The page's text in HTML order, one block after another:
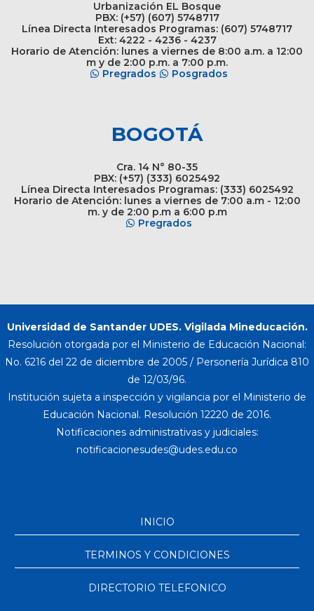
Urbanización EL Bosque
PBX: (+57) (607) 5748717
Línea Directa Interesados Programas: (607) 5748717
Ext: 4222 - 4236 - 4237
Horario de Atención: lunes a viernes de 8:00 a.m. a 12:00
m y de 2:00 p.m. a 7:00 p.m.
Pregrados
Posgrados
BOGOTÁ
Cra. 14 N° 80-35
PBX: (+57) (333) 6025492
Línea Directa Interesados Programas: (333) 6025492
Horario de Atención: lunes a viernes de 7:00 a.m - 12:00
m. y de 2:00 p.m a 6:00 p.m
Pregrados
Universidad de Santander UDES. Vigilada Mineducación.
Resolución otorgada por el Ministerio de Educación Nacional:
No. 6216 del 22 de diciembre de 2005 / Personería Jurídica 810
de 12/03/96.
Institución sujeta a inspección y vigilancia por el Ministerio de
Educación Nacional. Resolución 12220 de 2016.
Notificaciones administrativas y judiciales:
INICIO
TERMINOS Y CONDICIONES
DIRECTORIO TELEFONICO